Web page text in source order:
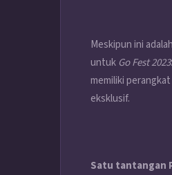
Meskipun ini
untuk Go Fest 2023
memiliki
eksklusif.
Satu tantangan